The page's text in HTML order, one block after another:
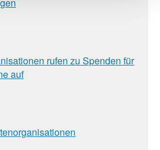
rufen zu Spenden für
auf